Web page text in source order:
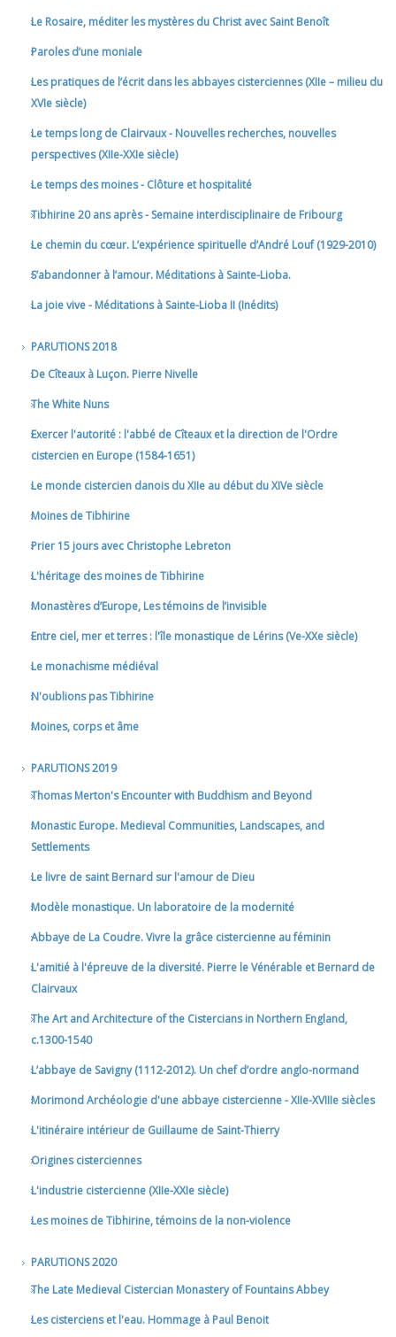
Le Rosaire, méditer les mystères du Christ avec Saint Benoît
Paroles d’une moniale
Les pratiques de l’écrit dans les abbayes cisterciennes (XIIe – milieu du
XVIe siècle)
Le temps long de Clairvaux - Nouvelles recherches, nouvelles
perspectives (XIIe-XXIe siècle)
Le temps des moines - Clôture et hospitalité
Tibhirine 20 ans après - Semaine interdisciplinaire de Fribourg
Le chemin du cœur. L’expérience spirituelle d’André Louf (1929-2010)
S’abandonner à l’amour. Méditations à Sainte-Lioba.
La joie vive - Méditations à Sainte-Lioba II (Inédits)
PARUTIONS 2018
De Cîteaux à Luçon. Pierre Nivelle
The White Nuns
Exercer l'autorité : l'abbé de Cîteaux et la direction de l'Ordre
cistercien en Europe (1584-1651)
Le monde cistercien danois du XIIe au début du XIVe siècle
Moines de Tibhirine
Prier 15 jours avec Christophe Lebreton
L'héritage des moines de Tibhirine
Monastères d’Europe, Les témoins de l’invisible
Entre ciel, mer et terres : l'île monastique de Lérins (Ve-XXe siècle)
Le monachisme médiéval
N'oublions pas Tibhirine
Moines, corps et âme
PARUTIONS 2019
Thomas Merton's Encounter with Buddhism and Beyond
Monastic Europe. Medieval Communities, Landscapes, and
Settlements
Le livre de saint Bernard sur l'amour de Dieu
Modèle monastique. Un laboratoire de la modernité
Abbaye de La Coudre. Vivre la grâce cistercienne au féminin
L'amitié à l'épreuve de la diversité. Pierre le Vénérable et Bernard de
Clairvaux
The Art and Architecture of the Cistercians in Northern England,
c.1300-1540
L’abbaye de Savigny (1112-2012). Un chef d’ordre anglo-normand
Morimond Archéologie d'une abbaye cistercienne - XIIe-XVIIIe siècles
L'itinéraire intérieur de Guillaume de Saint-Thierry
Origines cisterciennes
L'industrie cistercienne (XIIe-XXIe siècle)
Les moines de Tibhirine, témoins de la non-violence
PARUTIONS 2020
The Late Medieval Cistercian Monastery of Fountains Abbey
Les cisterciens et l'eau. Hommage à Paul Benoit